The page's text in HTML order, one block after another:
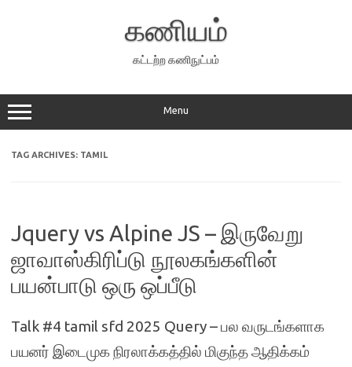
கணியம்
கட்டற்ற கணிநுட்பம்
Menu
TAG ARCHIVES: TAMIL
Jquery vs Alpine JS – இருவேறு
ஜாவாஸ்கிரிப்டு நூலகங்களின்
பயன்பாடு ஒரு ஒப்பீடு
Talk #4 tamil sfd 2025 Query – பல வருடங்களாக
பயனர் இடைமுக நிரலாக்கத்தில் மிகுந்த ஆதிக்கம்